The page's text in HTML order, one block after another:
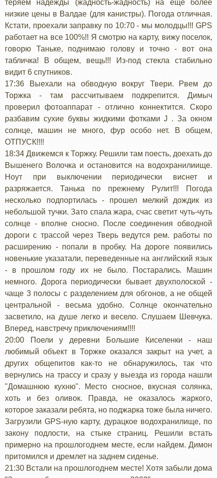
теряем надежды (жадность-жадность) на еще более
низкие цены в Валдае (для канистры). Погода отличная.
Кстати, проехали заправку по 10:70 - мы молодцы!!! GPS
работает на все 100%!! Я смотрю на карту, вижу поселок,
говорю Таньке, поднимаю голову и точно - вот она
табличка! В общем, вещь!!! Из-под стекла стабильно
видит 6 спутников.
17:36 Выехали на обводную вокруг Твери. Рвем до
Торжка - там рассчитываем подкрепится. Димыч
проверил фотоаппарат - отлично коннектится. Скоро
разбавим сухие буквы жидкими фотками J . За окном
солнце, машин не много, фур особо нет. В общем,
ОТПУСК!!!!
18:34 Движемся к Торжку. Решили там поесть, доехать до
Вышенего Волочка и остановится на водохранилиище.
Ноут при выключении периодически виснет и
разряжается. Танька по прежнему Рулит!!! Погода
несколько подпортилась - прошел мелкий дождик из
небольшой тучки. Зато спала жара, счас светит чуть-чуть
солнце - вполне сносно. После соединения обводной
дороги с трассой через Тверь ведутся рем. работы по
расширению - попали в пробку. На дороге появились
новенькие указатали, переведенные на английский язык
- в прошлом году их не было. Постарались. Машин
немного. Дорога периодически бывает двухполоской -
чаще 3 полосы с разделением для обгонов, а не общей
центральной - весьма удобно. Солнце окончательно
засветило, на душе легко и весело. Слушаем Шевчука.
Вперед, навстречу приключениям!!!!
20:00 Поели у деревни Большие Киселенки - наш
любимый объект в Торжке оказался закрыт на учет, а
других общепитов как-то не обнаружилось, так что
вернулись на трассу и сразу у выезда из города нашли
"Домашнюю кухню". Место сносное, вкусная солянка,
хоть и без оливок. Правда, не оказалось жаркого,
которое заказали ребята, но поджарка тоже была ничего.
Загрузили GPS-ную карту, дурацкое водохранилище, по
закону подлости, на стыке страниц. Решили встать
примерно на прошлогоднем месте, если найдем. Димон
притомился и дремлет на заднем сиденье.
21:30 Встали на прошлогоднем месте! Хотя забыли дома